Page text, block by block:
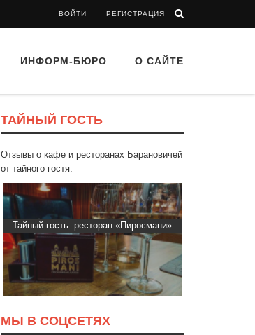
ВОЙТИ РЕГИСТРАЦИЯ
ИНФОРМ-БЮРО О САЙТЕ
ТАЙНЫЙ ГОСТЬ
Отзывы о кафе и ресторанах Барановичей
от тайного гостя.
Тайный гость: Кафе "Grand Buffet"
МЫ В СОЦСЕТЯХ